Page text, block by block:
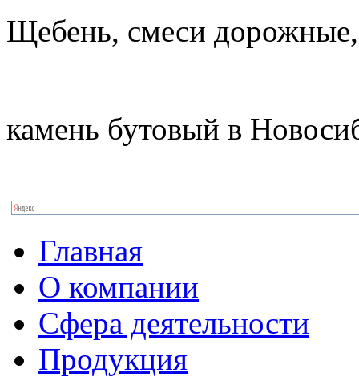
Щебень, смеси дорожные,
камень бутовый в
Главная
О компании
Сфера деятельности
Продукция